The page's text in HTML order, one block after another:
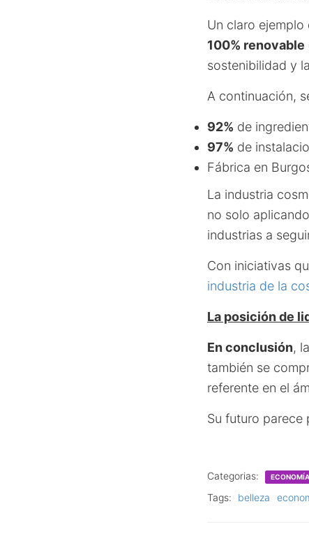
Un claro
100% renovable
sostenibilidad y
A continuación,
92% de
97% de
Fábrica en
La industria
no solo
industrias a
Con iniciativas
industria de la
La posición de
En conclusión,
también se
referente en el
Su futuro parece
Categorias: ECONOMÍA
Tags: belleza